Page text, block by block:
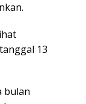
13
bulan